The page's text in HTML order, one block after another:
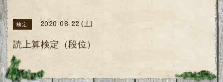
検定 2020-08-22 (土)
読上算検定（段位）